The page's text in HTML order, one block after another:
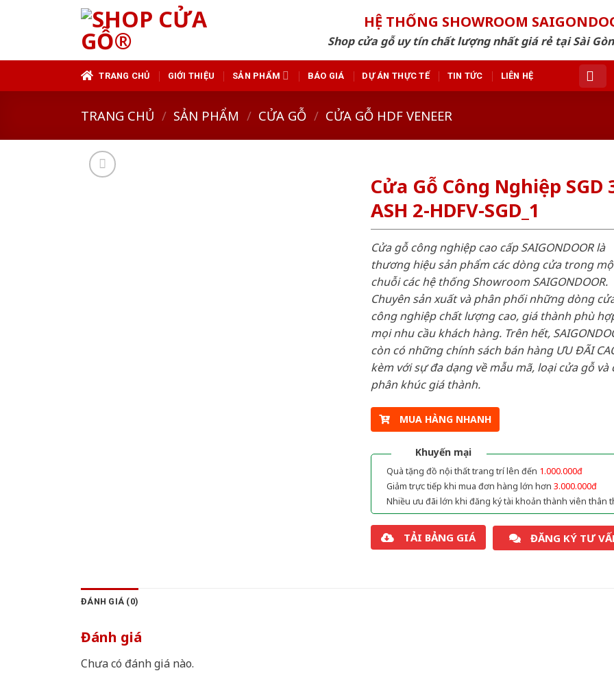
HỆ THỐNG SHOWROOM
Shop cửa gỗ uy tín chất lượng nhất giá rẻ tại Sài
TRANG CHỦ GIỚI THIỆU SẢN PHẨM BÁO GIÁ DỰ ÁN THỰC TẾ TIN TỨC LIÊN HỆ
TRANG CHỦ / SẢN PHẨM / CỬA GỖ / CỬA GỖ HDF VENEER
Cửa Gỗ Công Nghiệp SGD
ASH 2-HDFV-SGD_1
Cửa gỗ công nghiệp cao cấp SAIGONDOOR là
thương hiệu sản phẩm các dòng cửa trong
chuỗi các hệ thống Showroom SAIGONDOOR.
Chuyên sản xuất và phân phối những dòng
công nghiệp chất lượng cao, giá thành phù
mọi nhu cầu khách hàng. Trên hết,
còn có những chính sách bán hàng ƯU ĐÃI
kèm với sự đa dạng về mẫu mã, loại cửa gỗ và
phân khúc giá thành.
MUA HÀNG NHANH
Khuyến mại
Quà tặng đồ nội thất trang trí lên đến 1.000.000đ
Giảm trực tiếp khi mua đơn hàng lớn hơn 3.000.000đ
Nhiều ưu đãi lớn khi đăng ký tài khoản thành viên thân
TẢI BẢNG GIÁ ĐĂNG KÝ TƯ
ĐÁNH GIÁ (0)
Đánh giá
Chưa có đánh giá nào.